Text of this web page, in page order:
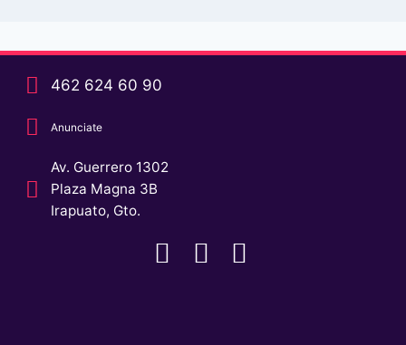
462 624 60 90
Anunciate
Av. Guerrero 1302
Plaza Magna 3B
Irapuato, Gto.